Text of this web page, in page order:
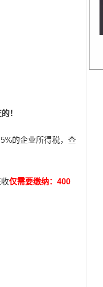
！
的企业所得税，查
仅需要缴纳：400